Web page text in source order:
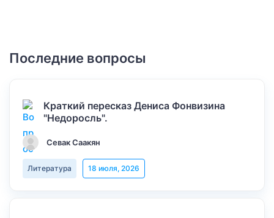
Последние вопросы
Краткий пересказ Дениса Фонвизина
"Недоросль".
Севак Саакян
Литература 18 июля, 2026